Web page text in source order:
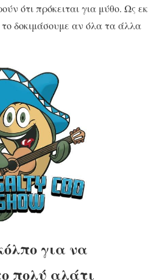
ότι πρόκειται για μύθο. Ως εκ
το δοκιμάσουμε αν όλα τα άλλα
για να
πολύ αλάτι